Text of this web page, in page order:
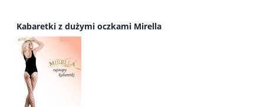
Kabaretki z dużymi oczkami Mirella